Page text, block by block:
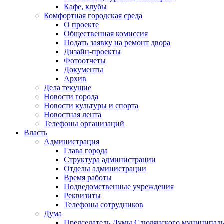
Кафе, клубы
Комфортная городская среда
О проекте
Общественная комиссия
Подать заявку на ремонт двора
Дизайн-проекты
Фотоотчеты
Документы
Архив
Дела текущие
Новости города
Новости культуры и спорта
Новостная лента
Телефоны организаций
Власть
Администрация
Глава города
Структура администрации
Отделы администрации
Время работы
Подведомственные учреждения
Реквизиты
Телефоны сотрудников
Дума